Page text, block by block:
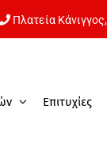
Πλατεία Κάνιγγος,
Επιτυχίες